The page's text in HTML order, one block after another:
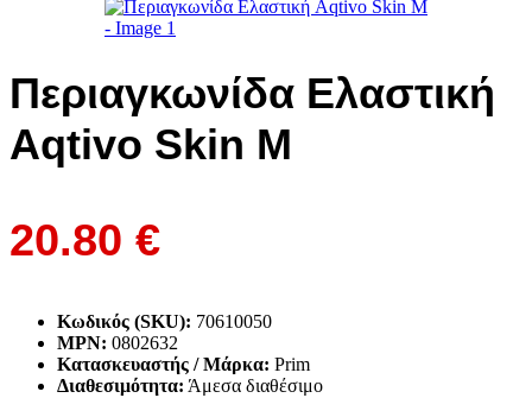
Περιαγκωνίδα Ελαστική
Aqtivo Skin M
20.80 €
Κωδικός (SKU): 70610050
MPN: 0802632
Κατασκευαστής / Μάρκα: Prim
Διαθεσιμότητα: Άμεσα διαθέσιμο